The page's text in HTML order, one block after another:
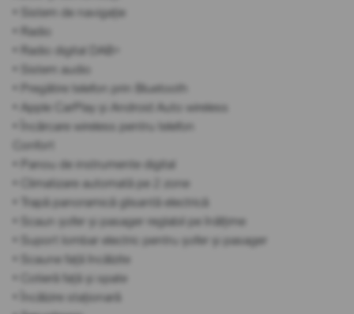
• Sistem de navigație
• Radio
• Radio digital DAB+
• Sistem audio
• Pregătire telefon prin Bluetooth
• Apple CarPlay și Android Auto wireless
• Încărcare wireless pentru telefon
Confort
• Panou de instrumente digital
• Climatizare automată pe 2 zone
• Trapă panoramică glisantă electrică
• Scaun șofer și pasager reglabil pe înălțime
• Suport lombar electric pentru șofer și pasager
• Scaune față încălzite
• Cotieră față și spate
• Încălzire staționară